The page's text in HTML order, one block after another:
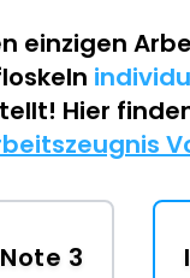
einzigen
Hier
3